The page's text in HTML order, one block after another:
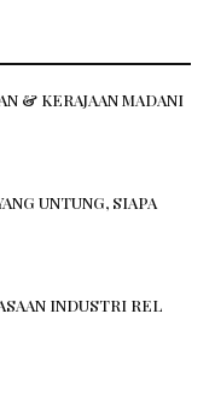
& KERAJAAN MADANI
UNTUNG, SIAPA
INDUSTRI REL